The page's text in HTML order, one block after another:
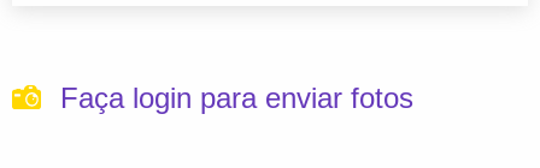
Faça login para enviar fotos